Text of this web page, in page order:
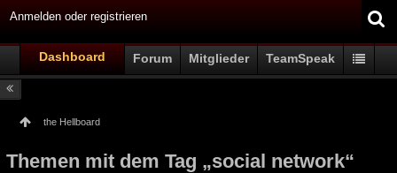
Anmelden oder registrieren
Dashboard Forum Mitglieder TeamSpeak
the Hellboard
Themen mit dem Tag „social network“